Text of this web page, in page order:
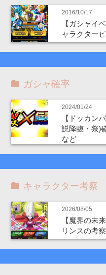
2016/10/17
【ガシャイ
ャラクター
ガシャ確率
2024/01/24
【ドッカン
説降臨・祭)
など
キャラクター考察
2026/08/05
【魔界の未
リンスの考察